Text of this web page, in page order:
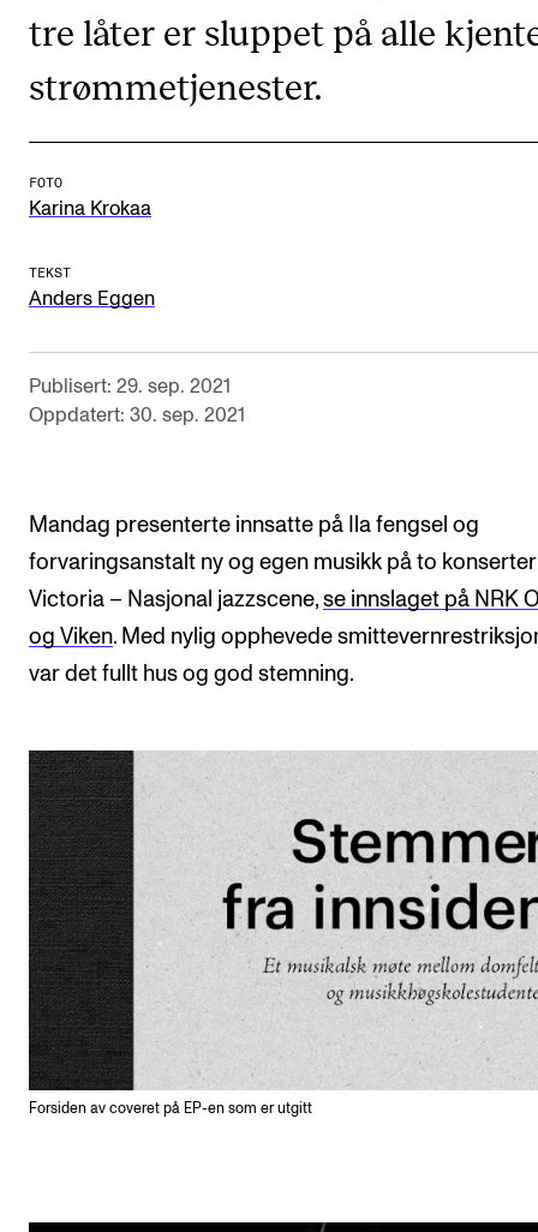
Publikasjoner
INTERNASJONALT
Utveksling
Internasjonal strategi
Nettverk
AKTUELT
Ledige stillinger
INFO
Om Norges musikkhøgskole
Finn ansatte
For ansatte og studenter
tre låter er sluppet på alle
strømmetjenester.
FOTO
Karina Krokaa
TEKST
Anders Eggen
Publisert: 29. sep. 2021
Oppdatert: 30. sep. 2021
Mandag presenterte innsatte på Ila fengsel og
forvaringsanstalt ny og egen musikk på to
Victoria – Nasjonal jazzscene, se innslaget på NRK
og Viken. Med nylig opphevede
var det fullt hus og god stemning.
Forsiden av coveret på EP-en som er utgitt